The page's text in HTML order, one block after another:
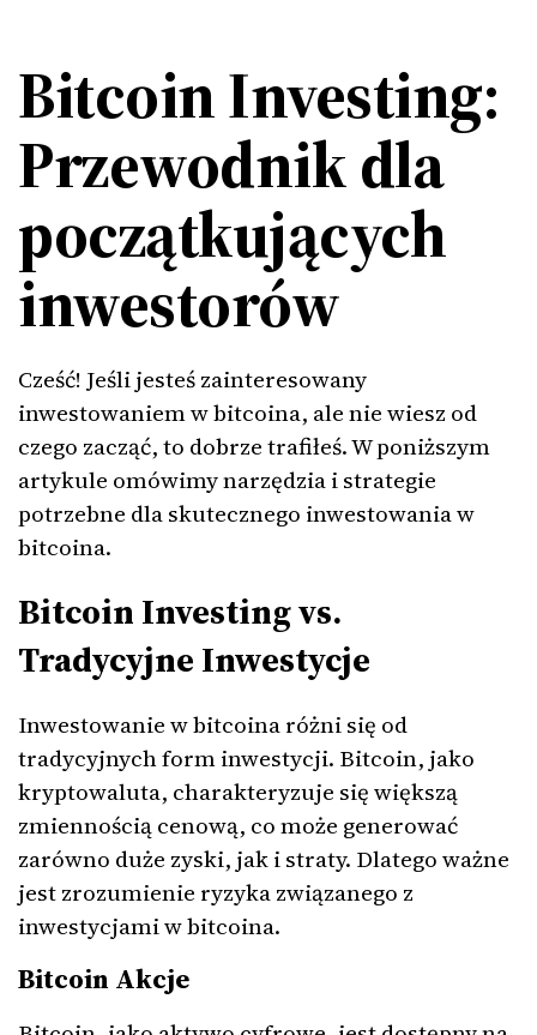
Bitcoin Investing:
Przewodnik dla
początkujących
inwestorów
Cześć! Jeśli jesteś zainteresowany
inwestowaniem w bitcoina, ale nie wiesz od
czego zacząć, to dobrze trafiłeś. W poniższym
artykule omówimy narzędzia i strategie
potrzebne dla skutecznego inwestowania w
bitcoina.
Bitcoin Investing vs.
Tradycyjne Inwestycje
Inwestowanie w bitcoina różni się od
tradycyjnych form inwestycji. Bitcoin, jako
kryptowaluta, charakteryzuje się większą
zmiennością cenową, co może generować
zarówno duże zyski, jak i straty. Dlatego ważne
jest zrozumienie ryzyka związanego z
inwestycjami w bitcoina.
Bitcoin Akcje